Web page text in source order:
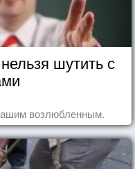
шутить с
возлюбленным.